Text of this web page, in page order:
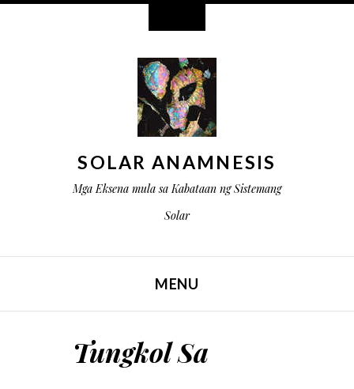
SOLAR ANAMNESIS
Mga Eksena mula sa Kabataan ng Sistemang
Solar
MENU
Tungkol Sa